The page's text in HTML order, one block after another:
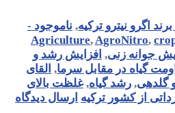
اگرو نیترو ترکیه, ناموجود -
Agriculture,AgroNitro,
جوانه زنی, افزایش رشد و
گیاه در مقابل سرما, القای
گلدهی, رشد گیاه,غلظت بالای
از کشور ترکیه ارسال دیدگاه